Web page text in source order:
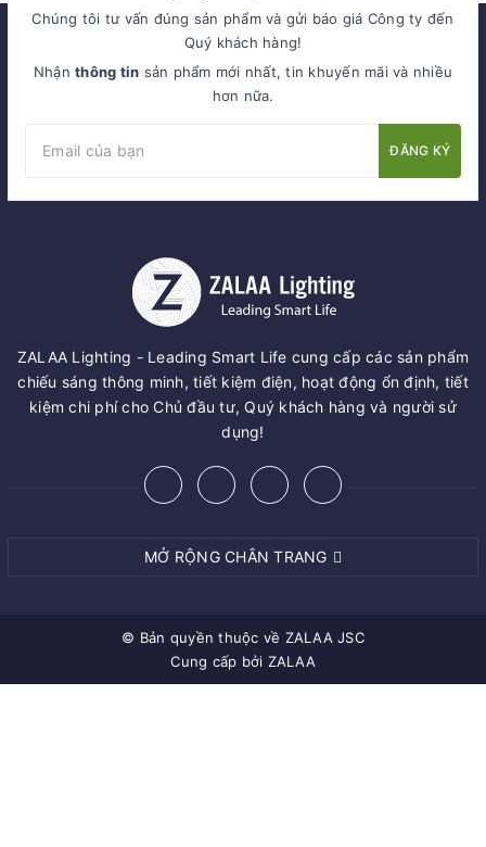
Chúng tôi tư vấn đúng sản phẩm và gửi báo giá Công ty đến
Quý khách hàng!
Nhậnthông tin sản phẩm mới nhất, tin khuyến mãi và nhiều
hơn nữa.
ĐĂNG KÝ
ZALAA Lighting - Leading Smart Life cung cấp các sản phẩm
chiếu sáng thông minh, tiết kiệm điện, hoạt động ổn định, tiết
kiệm chi phí cho Chủ đầu tư, Quý khách hàng và người sử
dụng!
MỞ RỘNG CHÂN TRANG
© Bản quyền thuộc về ZALAA JSC
Cung cấp bởi ZALAA